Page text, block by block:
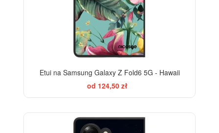
Etui na Samsung Galaxy Z Fold6 5G - Hawaii
od 124,50 zł